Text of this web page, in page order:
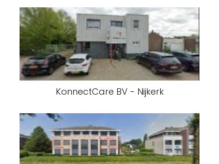
KonnectCare BV - Nijkerk